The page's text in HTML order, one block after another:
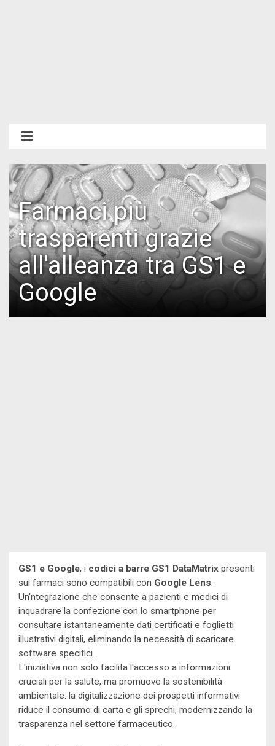
Farmaci più
trasparenti grazie
all'alleanza tra GS1 e
Google
GS1 e Google, i codici a barre GS1 DataMatrix presenti
sui farmaci sono compatibili con Google Lens.
Un'ntegrazione che consente a pazienti e medici di
inquadrare la confezione con lo smartphone per
consultare istantaneamente dati certificati e foglietti
illustrativi digitali, eliminando la necessità di scaricare
software specifici.
L'iniziativa non solo facilita l'accesso a informazioni
cruciali per la salute, ma promuove la sostenibilità
ambientale: la digitalizzazione dei prospetti informativi
riduce il consumo di carta e gli sprechi, modernizzando la
trasparenza nel settore farmaceutico.